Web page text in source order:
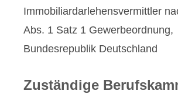
Immobiliardarlehensvermittler
Abs. 1 Satz 1 Gewerbeordnung,
Bundesrepublik Deutschland
Zuständige